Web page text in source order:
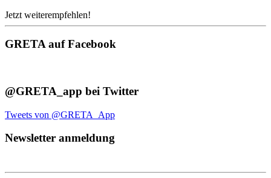
Jetzt weiterempfehlen!
GRETA auf Facebook
@GRETA_app bei Twitter
Tweets von @GRETA_App
Newsletter anmeldung